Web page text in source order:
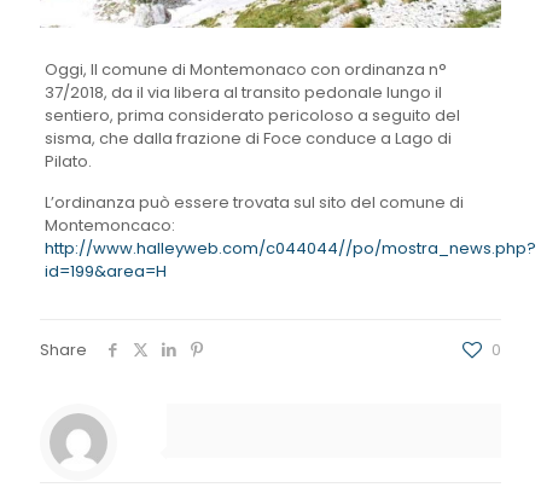
Oggi, Il comune di Montemonaco con ordinanza n°
37/2018, da il via libera al transito pedonale lungo il
sentiero, prima considerato pericoloso a seguito del
sisma, che dalla frazione di Foce conduce a Lago di
Pilato.
L’ordinanza può essere trovata sul sito del comune di
Montemoncaco:
http://www.halleyweb.com/c044044//po/mostra_news.php?
id=199&area=H
Share 0